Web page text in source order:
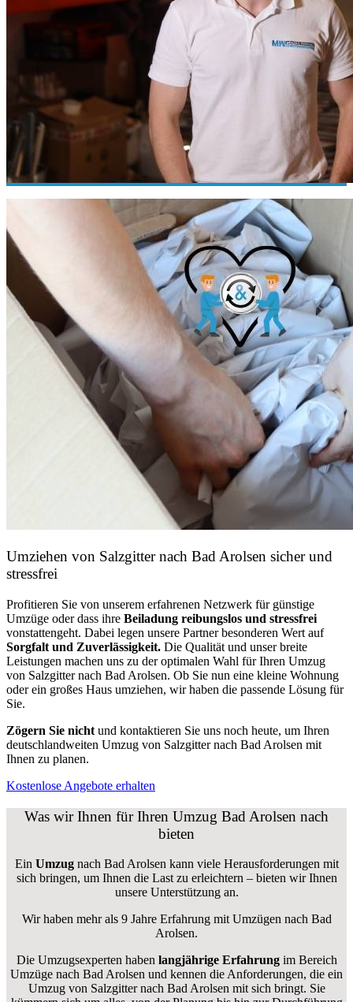
Umziehen von Salzgitter nach Bad Arolsen sicher und
stressfrei
Profitieren Sie von unserem erfahrenen Netzwerk für günstige
Umzüge oder dass ihre Beiladung reibungslos und stressfrei
vonstattengeht. Dabei legen unsere Partner besonderen Wert auf
Sorgfalt und Zuverlässigkeit. Die Qualität und unser breite
Leistungen machen uns zu der optimalen Wahl für Ihren Umzug
von Salzgitter nach Bad Arolsen. Ob Sie nun eine kleine Wohnung
oder ein großes Haus umziehen, wir haben die passende Lösung für
Sie.
Zögern Sie nicht und kontaktieren Sie uns noch heute, um Ihren
deutschlandweiten Umzug von Salzgitter nach Bad Arolsen mit
Ihnen zu planen.
Kostenlose Angebote erhalten
Was wir Ihnen für Ihren Umzug Bad Arolsen nach
bieten
Ein Umzugnach Bad Arolsen kann viele Herausforderungen mit
sich bringen, um Ihnen die Last zu erleichtern – bieten wir Ihnen
unsere Unterstützung an.
Wir haben mehr als 9 Jahre Erfahrung mit Umzügen nach Bad
Arolsen.
Die Umzugsexperten haben langjährige Erfahrungim Bereich
Umzüge nach Bad Arolsen und kennen die Anforderungen, die ein
Umzug von Salzgitter nach Bad Arolsen mit sich bringt. Sie